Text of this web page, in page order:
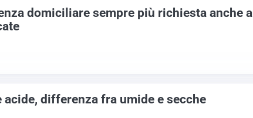
domiciliare sempre più richiesta anche a
acide, differenza fra umide e secche